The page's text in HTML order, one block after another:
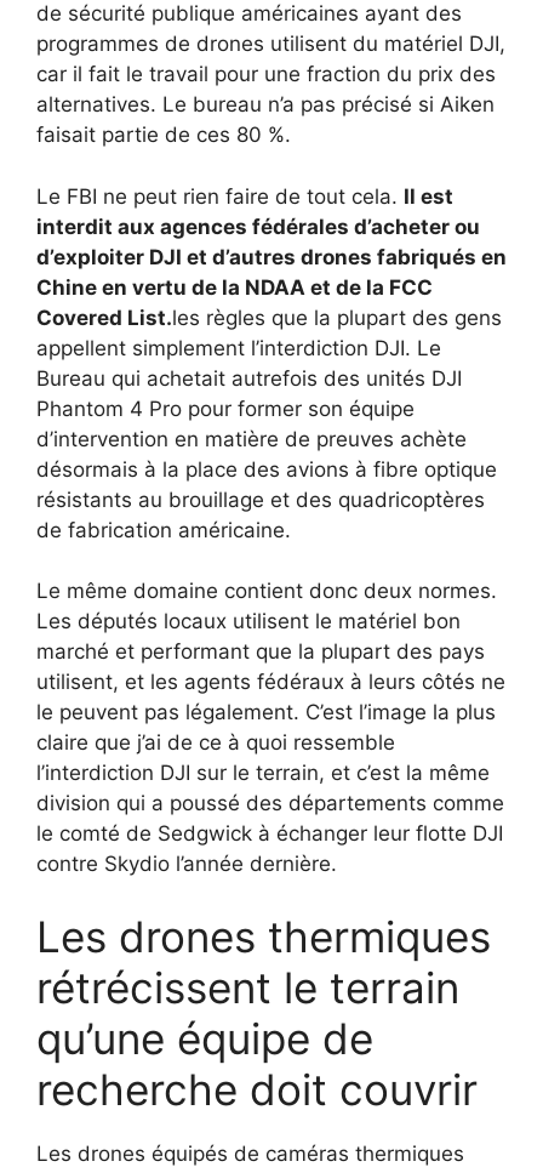
de sécurité publique américaines ayant des
programmes de drones utilisent du matériel DJI,
car il fait le travail pour une fraction du prix des
alternatives. Le bureau n’a pas précisé si Aiken
faisait partie de ces 80 %.
Le FBI ne peut rien faire de tout cela. Il est
interdit aux agences fédérales d’acheter ou
d’exploiter DJI et d’autres drones fabriqués en
Chine en vertu de la NDAA et de la FCC
Covered List.les règles que la plupart des gens
appellent simplement l’interdiction DJI. Le
Bureau qui achetait autrefois des unités DJI
Phantom 4 Pro pour former son équipe
d’intervention en matière de preuves achète
désormais à la place des avions à fibre optique
résistants au brouillage et des quadricoptères
de fabrication américaine.
Le même domaine contient donc deux normes.
Les députés locaux utilisent le matériel bon
marché et performant que la plupart des pays
utilisent, et les agents fédéraux à leurs côtés ne
le peuvent pas légalement. C’est l’image la plus
claire que j’ai de ce à quoi ressemble
l’interdiction DJI sur le terrain, et c’est la même
division qui a poussé des départements comme
le comté de Sedgwick à échanger leur flotte DJI
contre Skydio l’année dernière.
Les drones thermiques
rétrécissent le terrain
qu’une équipe de
recherche doit couvrir
Les drones équipés de caméras thermiques